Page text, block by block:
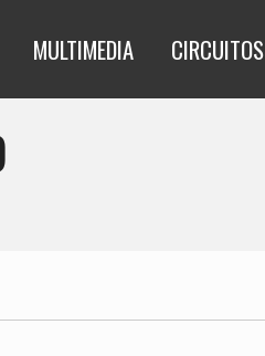
MULTIMEDIA CIRCUITOS